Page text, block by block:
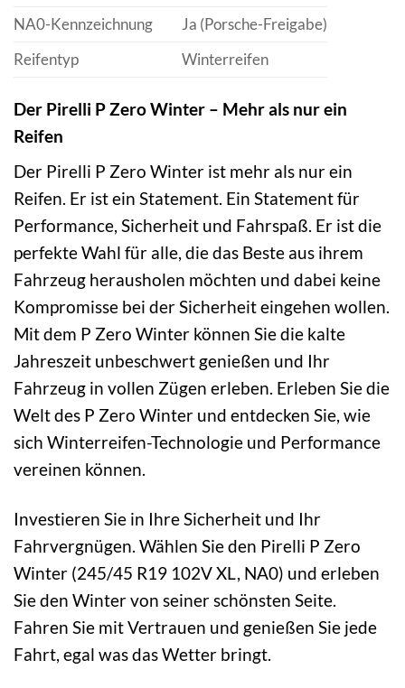
NA0-Kennzeichnung
Ja (Porsche-Freigabe)
Reifentyp
Winterreifen
Der Pirelli P Zero Winter – Mehr als nur ein
Reifen
Der Pirelli P Zero Winter ist mehr als nur ein
Reifen. Er ist ein Statement. Ein Statement für
Performance, Sicherheit und Fahrspaß. Er ist die
perfekte Wahl für alle, die das Beste aus ihrem
Fahrzeug herausholen möchten und dabei keine
Kompromisse bei der Sicherheit eingehen wollen.
Mit dem P Zero Winter können Sie die kalte
Jahreszeit unbeschwert genießen und Ihr
Fahrzeug in vollen Zügen erleben. Erleben Sie die
Welt des P Zero Winter und entdecken Sie, wie
sich Winterreifen-Technologie und Performance
vereinen können.
Investieren Sie in Ihre Sicherheit und Ihr
Fahrvergnügen. Wählen Sie den Pirelli P Zero
Winter (245/45 R19 102V XL, NA0) und erleben
Sie den Winter von seiner schönsten Seite.
Fahren Sie mit Vertrauen und genießen Sie jede
Fahrt, egal was das Wetter bringt.